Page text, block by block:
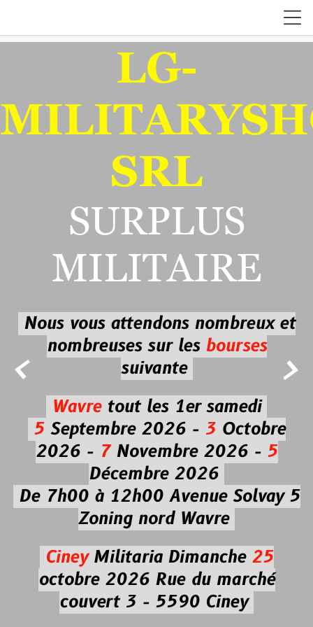
 
LG-
SRL
SURPLUS
MILITAIRE
Nous vous attendons nombreux et
nombreuses sur les bourses
suivante
Wavretout les 1er samedi
5Septembre 2026 - 3Octobre
2026 -7Novembre 2026 - 5
Décembre 2026
De 7h00 à 12h00 Avenue Solvay 5
Zoning nord Wavre
CineyMilitaria Dimanche 25
octobre 2026Rue du marché
couvert 3 - 5590 Ciney